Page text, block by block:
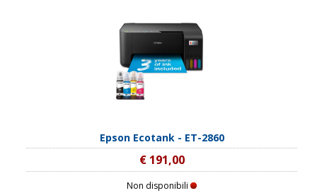
Epson Ecotank - ET-2860
€ 191,00
Non disponibili